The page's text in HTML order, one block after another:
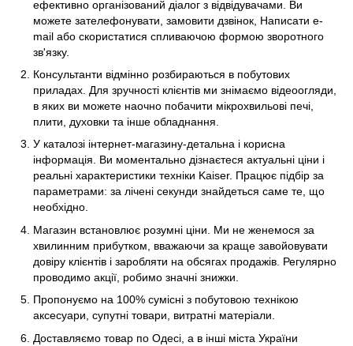
ефективно організований діалог з відвідувачами. Ви
можете зателефонувати, замовити дзвінок, Написати e-
mail або скористатися спливаючою формою зворотного
зв'язку.
Консультанти відмінно розбираються в побутових
приладах. Для зручності клієнтів ми знімаємо відеоогляди,
в яких ви можете наочно побачити мікрохвильові печі,
плити, духовки та інше обладнання.
У каталозі інтернет-магазину-детальна і корисна
інформація. Ви моментально дізнаєтеся актуальні ціни і
реальні характеристики техніки Kaiser. Працює підбір за
параметрами: за лічені секунди знайдеться саме те, що
необхідно.
Магазин встановлює розумні ціни. Ми не женемося за
хвилинним прибутком, вважаючи за краще завойовувати
довіру клієнтів і заробляти на обсягах продажів. Регулярно
проводимо акції, робимо значні знижки.
Пропонуємо на 100% сумісні з побутовою технікою
аксесуари, супутні товари, витратні матеріали.
Доставляємо товар по Одесі, а в інші міста України